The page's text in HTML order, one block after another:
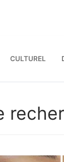
CULTUREL